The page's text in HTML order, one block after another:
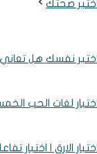
اختبر صحتك
اختبر نفسك هل تعاني
اختبار لغات الحب
اختبار الارق | اختبار